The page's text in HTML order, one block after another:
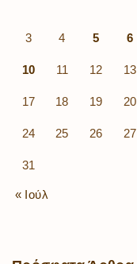
3 4 5 6
10 11 12 13
17 18 19 20
24 25 26 27
31
« Ιούλ